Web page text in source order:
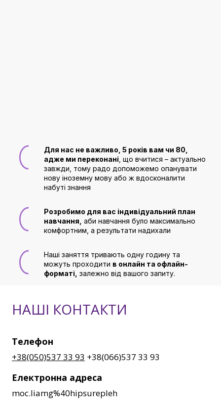
Для нас не важливо, 5 років вам чи 80,
адже ми переконані , що вчитися – актуально
завжди, тому радо допоможемо опанувати
нову іноземну мову або ж вдосконалити
набуті знання
Розробимо для вас індивідуальний план
навчання, аби навчання було максимально
комфортним, а результати надихали
Наші заняття тривають одну годину та
можуть проходити в онлайн та офлайн-
форматі, залежно від вашого запиту.
НАШІ КОНТАКТИ
Телефон
+38(050)537 33 93 +38(066)537 33 93
Електронна адреса
moc.liamg%40hipsurepleh